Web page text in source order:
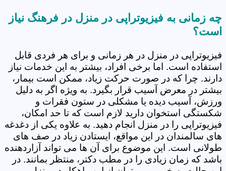
چه زمانی به فیزیوتراپی در منزل در فرهنگ نیاز
است؟
فیزیوتراپی در منزل در هر زمانی و برای هر فردی قابل
استفاده است. اما برخی افراد، بیشتر به این خدمات نیاز
دارند. چرا که در صورت حرکت زیاد، ممکن است بیمار،
بیشتر در معرض آسیب قرار بگیرد. به ویژه اگر به دلیل
ورزش، آسیب دیده یا مشکلی در ستون فقرات و
شکستگی استخوان دارید لازم است که تا حد امکان،
فیزیوتراپی را در منزل انجام دهید. به علاوه یکی از دغدغه
های سالمندان در این مواقع، ایستادن زیاد در صف های
طولانی است. این موضوع برای آن ها می تواند آزاردهنده
باشد که زمان زیادی را در مطب دکتر، منتظر بمانند. در